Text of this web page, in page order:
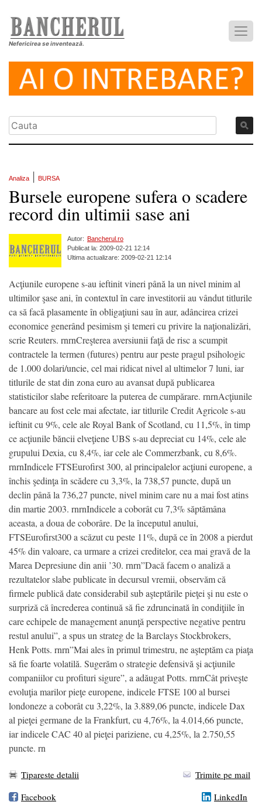
Nefericirea se inventează.
Analiza BURSA
Bursele europene sufera o scadere
record din ultimii sase ani
Autor: Bancherul.ro
Publicat la: 2009-02-21 12:14
Ultima actualizare: 2009-02-21 12:14
Acţiunile europene s-au ieftinit vineri până la un nivel minim al
ultimilor şase ani, în contextul în care investitorii au vândut titlurile
ca să facă plasamente în obligaţiuni sau în aur, adâncirea crizei
economice generând pesimism şi temeri cu privire la naţionalizări,
scrie Reuters. rnrnCreşterea aversiunii faţă de risc a scumpit
contractele la termen (futures) pentru aur peste pragul psihologic
de 1.000 dolari/uncie, cel mai ridicat nivel al ultimelor 7 luni, iar
titlurile de stat din zona euro au avansat după publicarea
statisticilor slabe referitoare la puterea de cumpărare. rnrnAcţiunile
bancare au fost cele mai afectate, iar titlurile Credit Agricole s-au
ieftinit cu 9%, cele ale Royal Bank of Scotland, cu 11,5%, în timp
ce acţiunile băncii elveţiene UBS s-au depreciat cu 14%, cele ale
grupului Dexia, cu 8,4%, iar cele ale Commerzbank, cu 8,6%.
rnrnIndicele FTSEurofirst 300, al principalelor acţiuni europene, a
închis şedinţa în scădere cu 3,3%, la 738,57 puncte, după un
declin până la 736,27 puncte, nivel minim care nu a mai fost atins
din martie 2003. rnrnIndicele a coborât cu 7,3% săptămâna
aceasta, a doua de coborâre. De la începutul anului,
FTSEurofirst300 a scăzut cu peste 11%, după ce în 2008 a pierdut
45% din valoare, ca urmare a crizei creditelor, cea mai gravă de la
Marea Depresiune din anii ’30. rnrn”Dacă facem o analiză a
rezultatelor slabe publicate în decursul vremii, observăm că
firmele publică date considerabil sub aşteptările pieţei şi nu este o
surpriză că încrederea continuă să fie zdruncinată în condiţiile în
care echipele de management anunţă perspective negative pentru
restul anului”, a spus un strateg de la Barclays Stockbrokers,
Henk Potts. rnrn”Mai ales în primul trimestru, ne aşteptăm ca piaţa
să fie foarte volatilă. Sugerăm o strategie defensivă şi acţiunile
companiilor cu profituri sigure”, a adăugat Potts. rnrnCât priveşte
evoluţia marilor pieţe europene, indicele FTSE 100 al bursei
londoneze a coborât cu 3,22%, la 3.889,06 puncte, indicele Dax
al pieţei germane de la Frankfurt, cu 4,76%, la 4.014,66 puncte,
iar indicele CAC 40 al pieţei pariziene, cu 4,25%, la 2.750,55
puncte. rn
Tipareste detalii
Trimite pe mail
Facebook
LinkedIn